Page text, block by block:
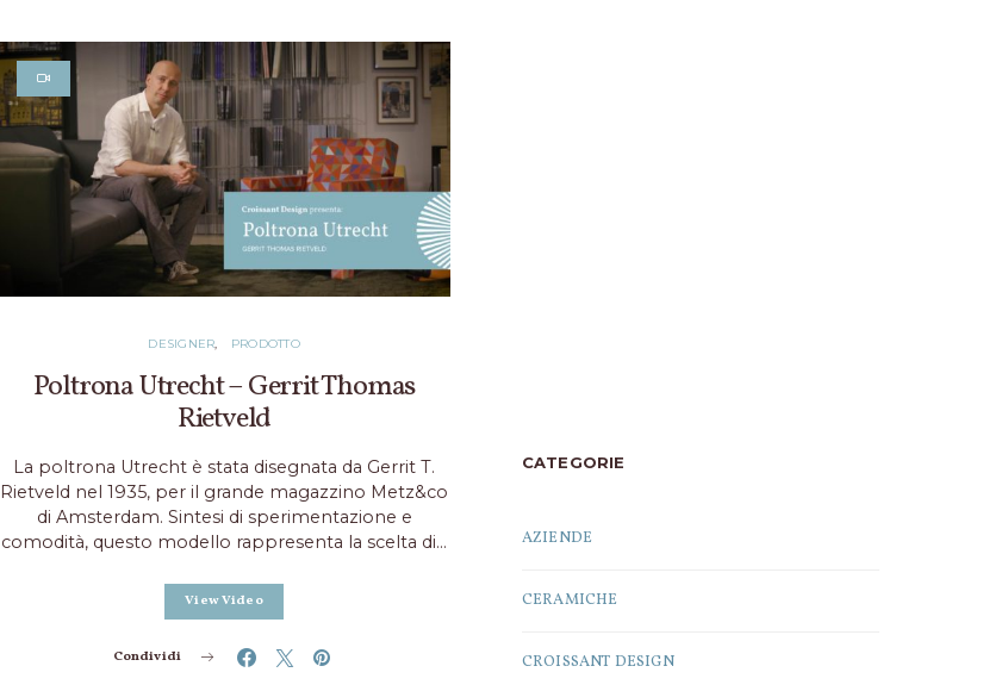
DESIGNER PRODOTTO
Poltrona Utrecht – Gerrit Thomas
Rietveld
La poltrona Utrecht è stata disegnata da Gerrit T.
Rietveld nel 1935, per il grande magazzino Metz&co
di Amsterdam. Sintesi di sperimentazione e
comodità, questo modello rappresenta la scelta di…
View Video
Condividi
CATEGORIE
AZIENDE
CERAMICHE
CROISSANT DESIGN